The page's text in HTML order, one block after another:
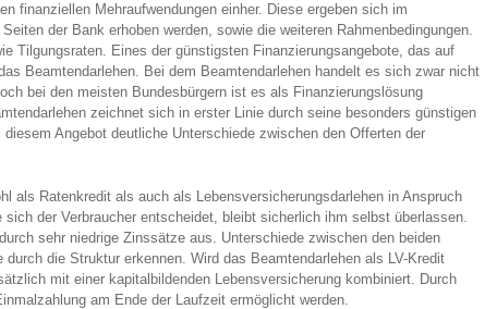
finanziellen Mehraufwendungen einher. Diese ergeben sich im
der Bank erhoben werden, sowie die weiteren Rahmenbedingungen.
Tilgungsraten. Eines der günstigsten Finanzierungsangebote, das auf
Beamtendarlehen. Bei dem Beamtendarlehen handelt es sich zwar nicht
bei den meisten Bundesbürgern ist es als Finanzierungslösung
zeichnet sich in erster Linie durch seine besonders günstigen
Angebot deutliche Unterschiede zwischen den Offerten der
als Ratenkredit als auch als Lebensversicherungsdarlehen in Anspruch
sich der Verbraucher entscheidet, bleibt sicherlich ihm selbst überlassen.
sehr niedrige Zinssätze aus. Unterschiede zwischen den beiden
die Struktur erkennen. Wird das Beamtendarlehen als LV-Kredit
mit einer kapitalbildenden Lebensversicherung kombiniert. Durch
am Ende der Laufzeit ermöglicht werden.